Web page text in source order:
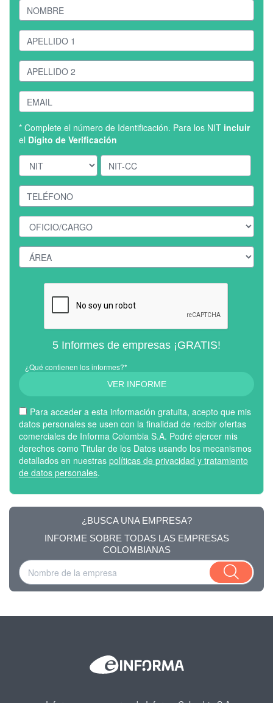
* Complete el número de Identificación. Para los NIT incluir
el Dígito de Verificación
5 Informes de empresas ¡GRATIS!
¿Qué contienen los informes?*
VER INFORME
Para acceder a esta información gratuita, acepto que mis
datos personales se usen con la finalidad de recibir ofertas
comerciales de Informa Colombia S.A. Podré ejercer mis
derechos como Titular de los Datos usando los mecanismos
detallados en nuestras políticas de privacidad y tratamiento
de datos personales.
¿BUSCA UNA EMPRESA?
INFORME SOBRE TODAS LAS EMPRESAS
COLOMBIANAS